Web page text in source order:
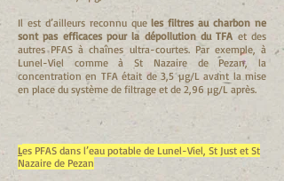
Il est d’ailleurs reconnu queles filtres au charbon ne
sont pas efficaces pour la dépollution du TFA et des
autres PFAS à chaînes ultra-courtes. Par exemple, à
Lunel-Viel comme à St Nazaire de Pezan, la
concentration en TFA était de 3,5 µg/L avant la mise
en place du système de filtrage et de 2,96 µg/L après.
Les PFAS dans l’eau potable de Lunel-Viel, St Just et St
Nazaire de Pezan